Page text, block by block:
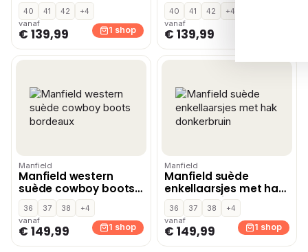
40 41 42
+4
vanaf
€ 139,99 1 shop
40 41 42
+4
vanaf
€ 139,99
Manfield
Manfield western
suède cowboy boots
bordeaux
36 37 38
+4
vanaf
€ 149,99 1 shop
Manfield
Manfield suède
enkellaarsjes met hak
donkerbruin
36 37 38
+4
vanaf
€ 149,99 1 shop